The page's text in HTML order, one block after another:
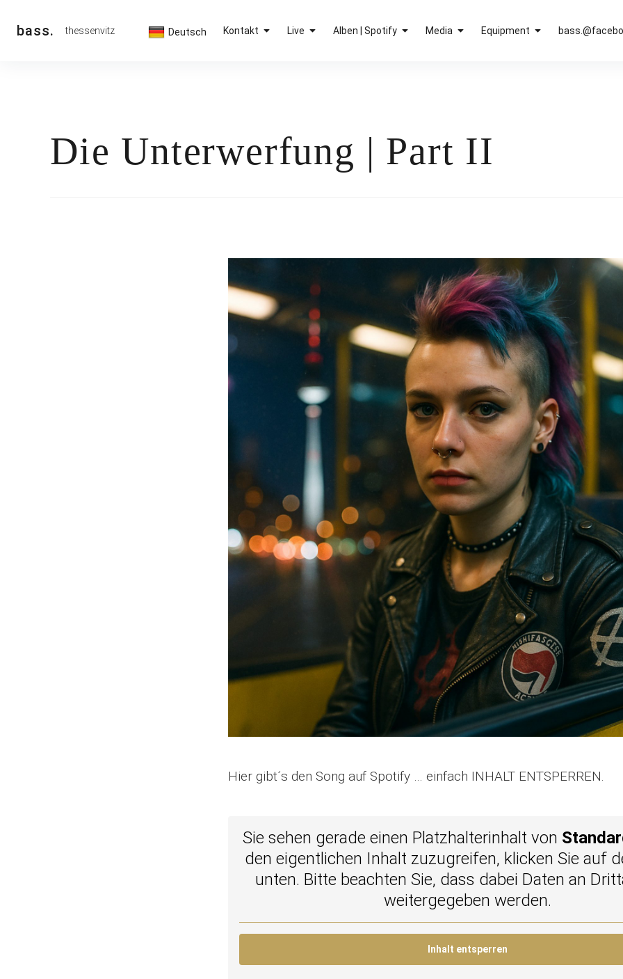
überspringen
bass. thessenvitz Deutsch Kontakt Live Alben | Spotify Media Equipment
Die Unterwerfung | Part II
Hier gibt´s den Song auf Spotify … einfach INHALT ENTSPERREN.
Sie sehen gerade einen Platzhalterinhalt von
den eigentlichen Inhalt zuzugreifen, klicken Sie auf
unten. Bitte beachten Sie, dass dabei Daten an
weitergegeben werden.
Inhalt entsperren